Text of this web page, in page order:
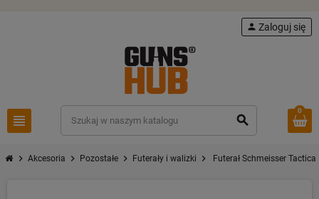
view_headline search
person Zaloguj się
0
chevron_right Akcesoria chevron_right Pozostałe chevron_right Futerały i walizki chevron_right Futerał Schmeisser